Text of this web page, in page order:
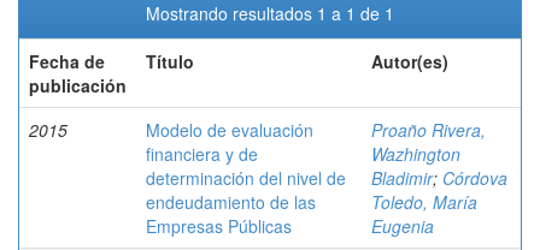
Mostrando resultados 1 a 1 de 1
Fecha de
publicación
Título Autor(es)
2015
Modelo de evaluación
financiera y de
determinación del nivel de
endeudamiento de las
Empresas Públicas
Proaño Rivera,
Wazhington
Bladimir; Córdova
Toledo, María
Eugenia